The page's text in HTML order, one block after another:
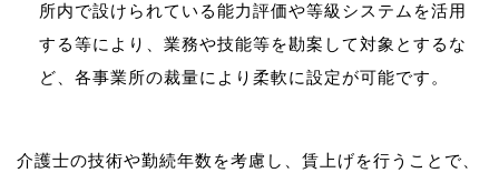
所内で設けられている能力評価や等級システムを活用
する等により、業務や技能等を勘案して対象とするな
ど、各事業所の裁量により柔軟に設定が可能です。
介護士の技術や勤続年数を考慮し、賃上げを行うことで、